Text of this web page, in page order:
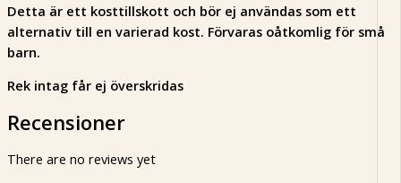
Detta är ett kosttillskott och bör ej användas som ett
alternativ till en varierad kost. Förvaras oåtkomlig för små
barn.
Rek intag får ej överskridas
Recensioner
There are no reviews yet